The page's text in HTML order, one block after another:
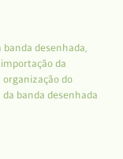
desenhada,
da
organização do
da banda desenhada